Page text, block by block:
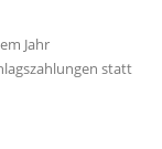
Jahr
statt